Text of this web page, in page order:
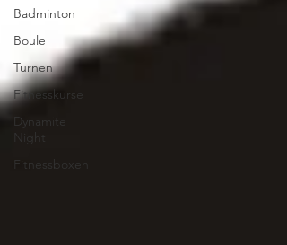
Badminton
Boule
Turnen
Fitnesskurse
Dynamite
Night
Fitnessboxen